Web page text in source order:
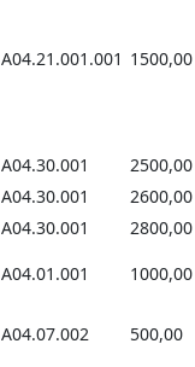
А04.21.001.001 1500,00
А04.30.001
2500,00
А04.30.001
2600,00
А04.30.001
2800,00
А04.01.001 1000,00
А04.07.002
500,00